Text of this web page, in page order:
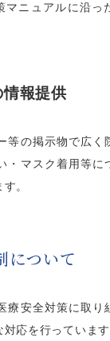
マニュアルに沿っ
報提供
等の掲示物で広く
・マスク着用等に
。
について
療安全対策に取り
応を行っています